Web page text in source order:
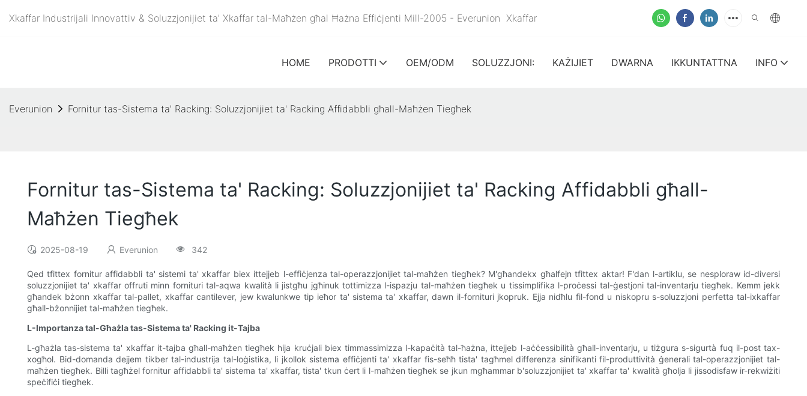
Xkaffar Industrijali Innovattiv & Soluzzjonijiet ta' Xkaffar tal-Maħżen għal Ħażna Effiċjenti Mill-2005 - Everunion Xkaffar
HOME PRODOTTI OEM/ODM SOLUZZJONI: KAŻIJIET DWARNA IKKUNTATTNA INFO
Everunion Fornitur tas-Sistema ta' Racking: Soluzzjonijiet ta' Racking Affidabbli għall-Maħżen Tiegħek
Fornitur tas-Sistema ta' Racking: Soluzzjonijiet ta' Racking Affidabbli għall-
Maħżen Tiegħek
2025-08-19 Everunion 342
Qed tfittex fornitur affidabbli ta' sistemi ta' xkaffar biex ittejjeb l-effiċjenza tal-operazzjonijiet tal-maħżen tiegħek? M'għandekx għalfejn tfittex aktar! F'dan l-artiklu, se nesploraw id-diversi
soluzzjonijiet ta' xkaffar offruti minn fornituri tal-aqwa kwalità li jistgħu jgħinuk tottimizza l-ispazju tal-maħżen tiegħek u tissimplifika l-proċessi tal-ġestjoni tal-inventarju tiegħek. Kemm jekk
għandek bżonn xkaffar tal-pallet, xkaffar cantilever, jew kwalunkwe tip ieħor ta' sistema ta' xkaffar, dawn il-fornituri jkopruk. Ejja nidħlu fil-fond u niskopru s-soluzzjoni perfetta tal-ixkaffar
għall-bżonnijiet tal-maħżen tiegħek.
L-Importanza tal-Għażla tas-Sistema ta' Racking it-Tajba
L-għażla tas-sistema ta' xkaffar it-tajba għall-maħżen tiegħek hija kruċjali biex timmassimizza l-kapaċità tal-ħażna, ittejjeb l-aċċessibilità għall-inventarju, u tiżgura s-sigurtà fuq il-post tax-
xogħol. Bid-domanda dejjem tikber tal-industrija tal-loġistika, li jkollok sistema effiċjenti ta' xkaffar fis-seħħ tista' tagħmel differenza sinifikanti fil-produttività ġenerali tal-operazzjonijiet tal-
maħżen tiegħek. Billi tagħżel fornitur affidabbli ta' sistema ta' xkaffar, tista' tkun ċert li l-maħżen tiegħek se jkun mgħammar b'soluzzjonijiet ta' xkaffar ta' kwalità għolja li jissodisfaw ir-rekwiżiti
speċifiċi tiegħek.